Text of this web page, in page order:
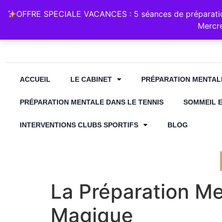
06
ACCUEIL LE CABINET PRÉPARATION
PRÉPARATION MENTALE DANS LE TENNIS SOMMEIL
INTERVENTIONS CLUBS SPORTIFS BLOG
La Préparation
Magique
OFFRE SPECIALE VACANCES : 5 séances de